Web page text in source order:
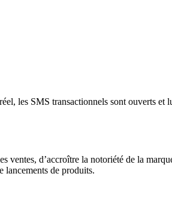
les SMS transactionnels sont ouverts
d’accroître la notoriété de la
lancements de produits.